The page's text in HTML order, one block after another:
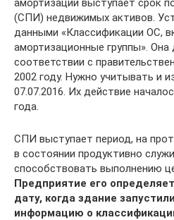
(СПИ) недвижимых активов.
данными «Классификации ОС,
амортизационные группы». Она
соответствии с
2002 году. Нужно учитывать и
07.07.2016. Их действие
года.
СПИ выступает период, на
в состоянии продуктивно
способствовать выполнению
Предприятие его
дату, когда здание
информацию о